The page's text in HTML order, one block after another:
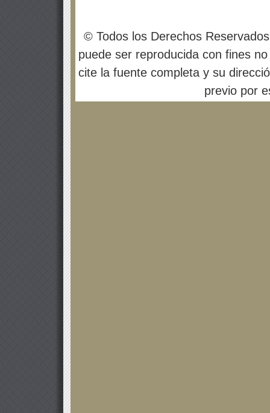
© Todos los Derechos
puede ser reproducida con fines
cite la fuente completa y su
previo por